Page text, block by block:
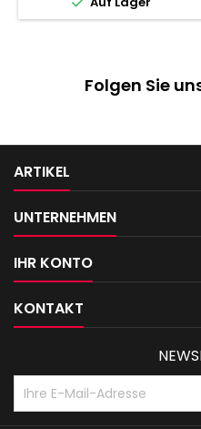
Folgen Sie
ARTIKEL
UNTERNEHMEN
IHR KONTO
KONTAKT